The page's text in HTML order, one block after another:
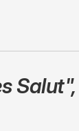
Salut",